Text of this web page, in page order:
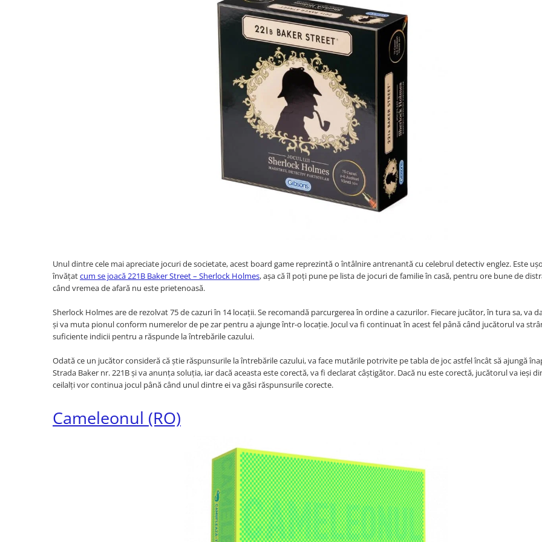
Unul dintre cele mai apreciate jocuri de societate, acest board game reprezintă o întâlnire antrenantă cu celebrul detectiv englez. Este
învățatcum se joacă 221B Baker Street – Sherlock Holmes, așa că îl poți pune pe lista de jocuri de familie în casă, pentru ore bune de
când vremea de afară nu este prietenoasă.
Sherlock Holmes are de rezolvat 75 de cazuri în 14 locații. Se recomandă parcurgerea în ordine a cazurilor. Fiecare jucător, în tura sa, va
și va muta pionul conform numerelor de pe zar pentru a ajunge într-o locație. Jocul va fi continuat în acest fel până când jucătorul va
suficiente indicii pentru a răspunde la întrebările cazului.
Odată ce un jucător consideră că știe răspunsurile la întrebările cazului, va face mutările potrivite pe tabla de joc astfel încât să ajungă
Strada Baker nr. 221B și va anunța soluția, iar dacă aceasta este corectă, va fi declarat câștigător. Dacă nu este corectă, jucătorul va ieși
ceilalți vor continua jocul până când unul dintre ei va găsi răspunsurile corecte.
Cameleonul (RO)